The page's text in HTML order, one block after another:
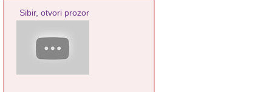
Sibir, otvori prozor